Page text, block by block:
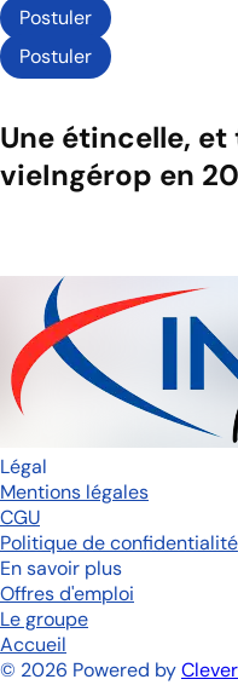
Postuler
Postuler
Une étincelle,
vieIngérop en
Légal
Mentions légales
CGU
Politique de confidentialité
En savoir plus
Offres d'emploi
Le groupe
Accueil
© 2026 Powered by